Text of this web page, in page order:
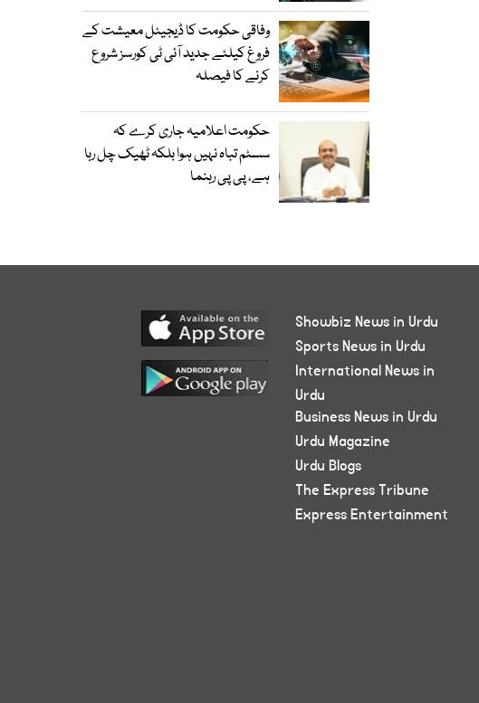
وفاقی حکومت کا ڈیجیٹل معیشت کے
فروغ کیلئے جدید آئی ٹی کورسز شروع
کرنے کا فیصلہ
حکومت اعلامیہ جاری کرے کہ
سسٹم تباہ نہیں ہوا بلکہ ٹھیک چل رہا
ہے، پی پی رہنما
Showbiz News in Urdu
Sports News in Urdu
International News in
Urdu
Business News in Urdu
Urdu Magazine
Urdu Blogs
The Express Tribune
Express Entertainment